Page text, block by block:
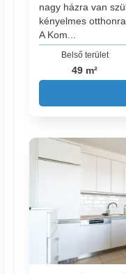
nagy házra van
kényelmes
A Kom...
Belső terület
49 m²